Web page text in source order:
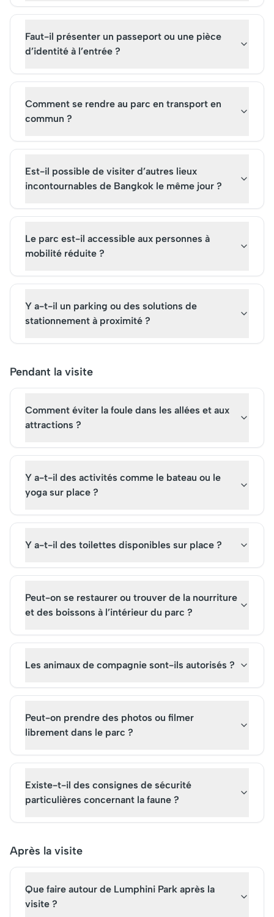
Faut-il présenter un passeport ou une pièce
d’identité à l’entrée ?
Comment se rendre au parc en transport en
commun ?
Est-il possible de visiter d’autres lieux
incontournables de Bangkok le même jour ?
Le parc est-il accessible aux personnes à
mobilité réduite ?
Y a-t-il un parking ou des solutions de
stationnement à proximité ?
Pendant la visite
Comment éviter la foule dans les allées et aux
attractions ?
Y a-t-il des activités comme le bateau ou le
yoga sur place ?
Y a-t-il des toilettes disponibles sur place ?
Peut-on se restaurer ou trouver de la nourriture
et des boissons à l’intérieur du parc ?
Les animaux de compagnie sont-ils autorisés ?
Peut-on prendre des photos ou filmer
librement dans le parc ?
Existe-t-il des consignes de sécurité
particulières concernant la faune ?
Après la visite
Que faire autour de Lumphini Park après la
visite ?